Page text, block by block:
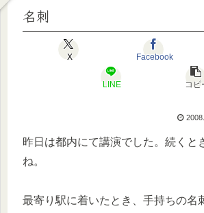
名刺
X Facebook
LINE コピ
昨日は都内にて講演でした。続くと
ね。
最寄り駅に着いたとき、手持ちの名